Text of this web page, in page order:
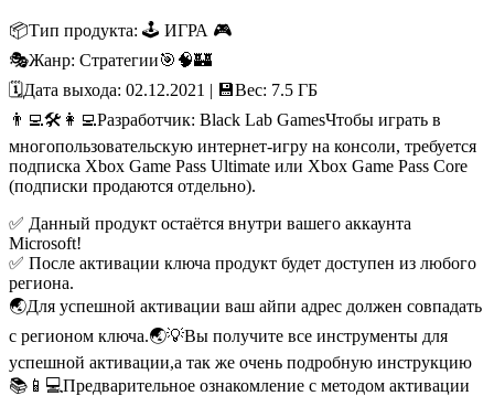
📦Тип продукта: 🕹️ ИГРА 🎮
🎭Жанр: Стратегии🎯🧠🏰
🗓️Дата выхода: 02.12.2021 | 💾Вес: 7.5 ГБ
👨‍💻🛠️👩‍💻Разработчик: Black Lab GamesЧтобы играть в
многопользовательскую интернет-игру на консоли, требуется
подписка Xbox Game Pass Ultimate или Xbox Game Pass Core
(подписки продаются отдельно).
✅ Данный продукт остаётся внутри вашего аккаунта
Microsoft!
✅ После активации ключа продукт будет доступен из любого
региона.
🌏Для успешной активации ваш айпи адрес должен совпадать
с регионом ключа.🌏💡Вы получите все инструменты для
успешной активации,а так же очень подробную инструкцию
📚 📱💻Предварительное ознакомление с методом активации